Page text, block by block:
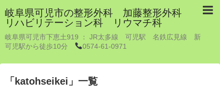
岐阜県可児市の整形外科 加藤整形外科
リハビリテーション科 リウマチ科
岐阜県可児市下恵土919 ： JR太多線 可児駅 名鉄広見線 新
可児駅から徒歩10分
0574-61-0971
「 katohseikei 」 一覧